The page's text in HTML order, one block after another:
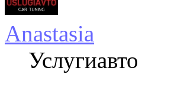
Anastasia
Услугиавто